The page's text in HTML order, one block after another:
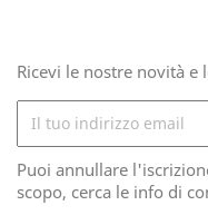
Ricevi le nostre novità e
Puoi annullare
scopo, cerca le info di